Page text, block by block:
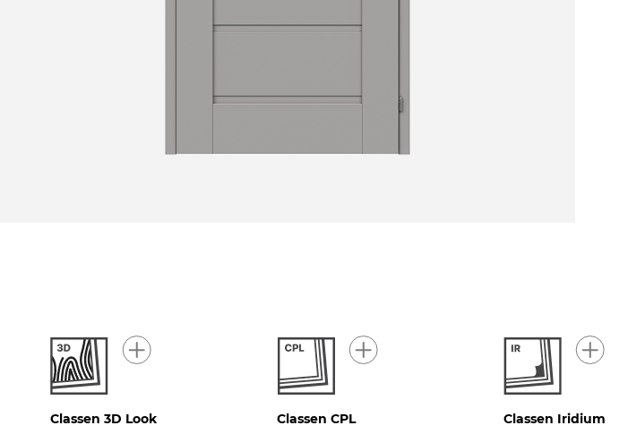
Classen 3D Look Classen CPL Classen Iridium